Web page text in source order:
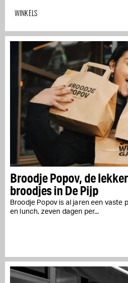
WINKELS
Broodje Popov, de
broodjes in De Pijp
Broodje Popov is al jaren een vaste
en lunch, zeven dagen per...